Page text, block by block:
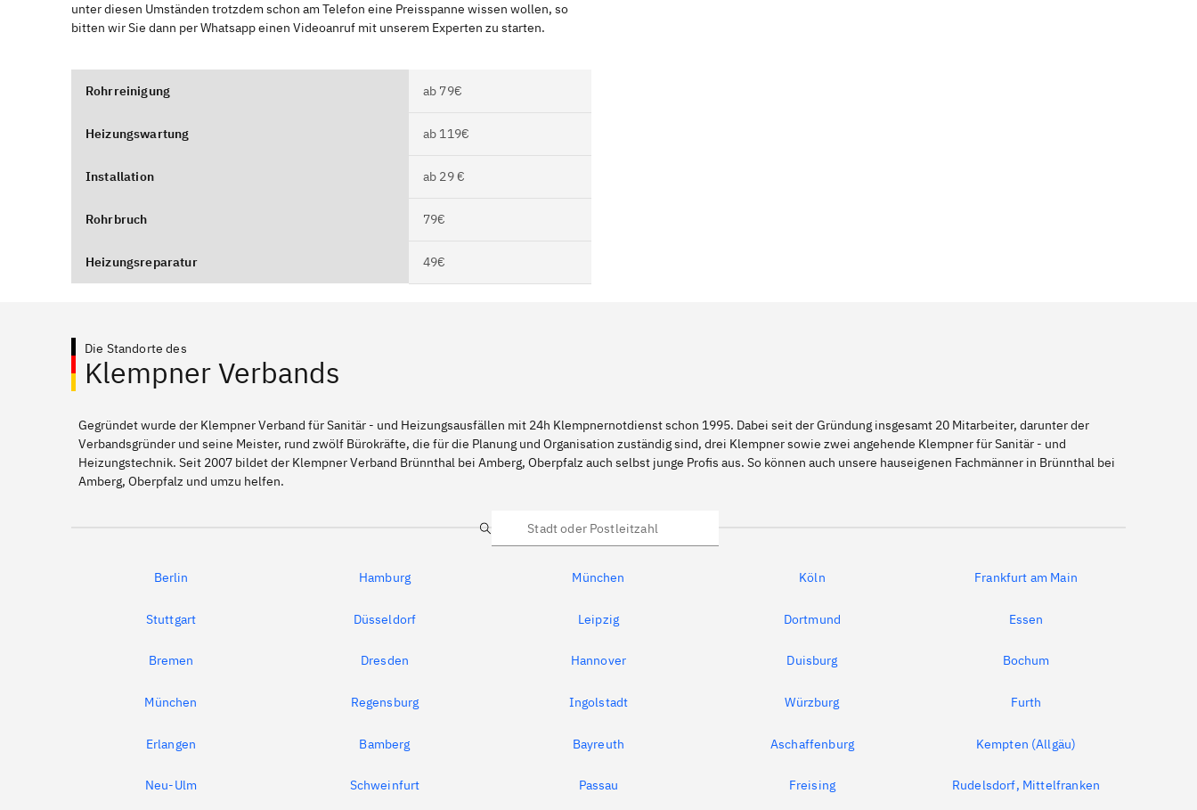
unter diesen Umständen trotzdem schon am Telefon eine Preisspanne wissen wollen, so
bitten wir Sie dann per Whatsapp einen Videoanruf mit unserem Experten zu starten.
Rohrreinigung ab 79€
Heizungswartung ab 119€
Installation ab 29 €
Rohrbruch 79€
Heizungsreparatur 49€
Die Standorte des
Klempner Verbands
Gegründet wurde der Klempner Verband für Sanitär - und Heizungsausfällen mit 24h Klempnernotdienst schon 1995. Dabei seit der Gründung insgesamt 20 Mitarbeiter, darunter der
Verbandsgründer und seine Meister, rund zwölf Bürokräfte, die für die Planung und Organisation zuständig sind, drei Klempner sowie zwei angehende Klempner für Sanitär - und
Heizungstechnik. Seit 2007 bildet der Klempner Verband Brünnthal bei Amberg, Oberpfalz auch selbst junge Profis aus. So können auch unsere hauseigenen Fachmänner in Brünnthal bei
Amberg, Oberpfalz und umzu helfen.
Suche
Berlin Hamburg München Köln Frankfurt am Main
Stuttgart Düsseldorf Leipzig Dortmund Essen
Bremen Dresden Hannover Duisburg Bochum
München Regensburg Ingolstadt Würzburg Furth
Erlangen Bamberg Bayreuth Aschaffenburg Kempten (Allgäu)
Neu-Ulm Schweinfurt Passau Freising Rudelsdorf, Mittelfranken